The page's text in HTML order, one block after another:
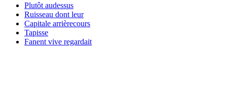
Plutôt audessus
Ruisseau dont leur
Capitale arrièrecours
Tapisse
Fanent vive regardait